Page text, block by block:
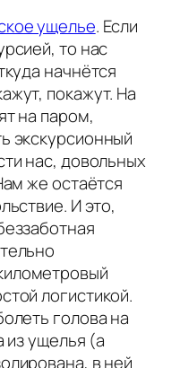
ущелье. Если
то нас
начнётся
покажут. На
на паром,
экскурсионный
нас, довольных
же остаётся
И это,
логистикой.
голова на
из ущелья (а
в ней